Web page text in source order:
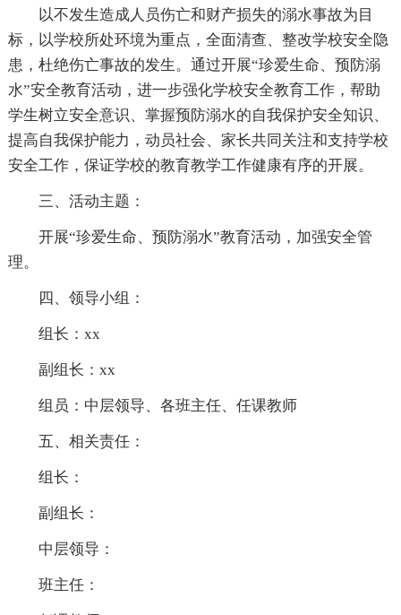
以不发生造成人员伤亡和财产损失的溺水事故为目
标，以学校所处环境为重点，全面清查、整改学校安全隐
患，杜绝伤亡事故的发生。通过开展“珍爱生命、预防溺
水”安全教育活动，进一步强化学校安全教育工作，帮助
学生树立安全意识、掌握预防溺水的自我保护安全知识、
提高自我保护能力，动员社会、家长共同关注和支持学校
安全工作，保证学校的教育教学工作健康有序的开展。
三、活动主题：
开展“珍爱生命、预防溺水”教育活动，加强安全管
理。
四、领导小组：
组长：xx
副组长：xx
组员：中层领导、各班主任、任课教师
五、相关责任：
组长：
副组长：
中层领导：
班主任：